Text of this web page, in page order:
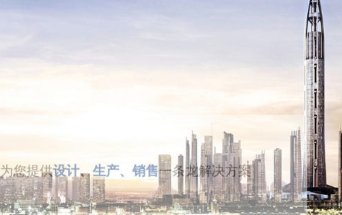
为您提供设计、生产、销售一条龙解决方案